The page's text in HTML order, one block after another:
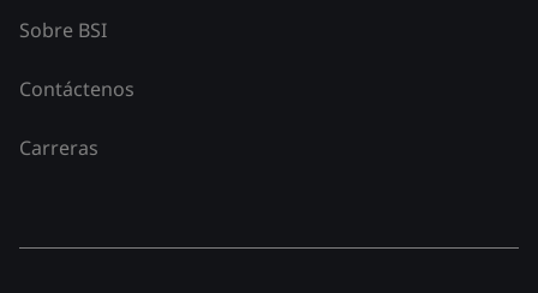
Sobre BSI
Contáctenos
Carreras